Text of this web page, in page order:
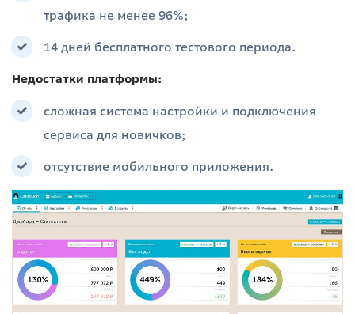
трафика не менее 96%;
14 дней бесплатного тестового периода.
Недостатки платформы:
сложная система настройки и подключения
сервиса для новичков;
отсутствие мобильного приложения.